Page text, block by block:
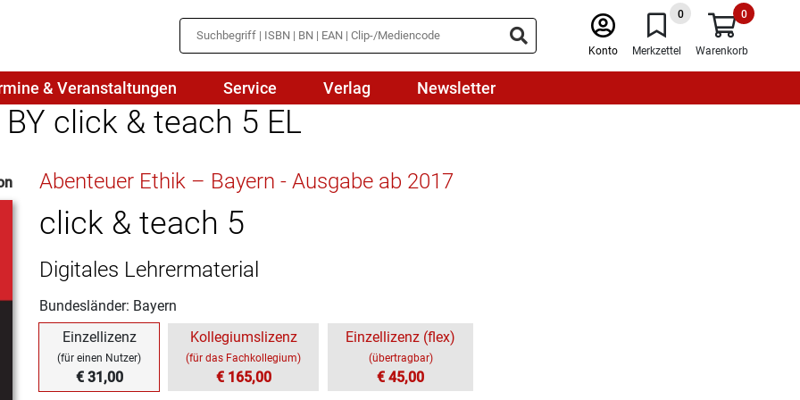
Konto
0
Merkzettel
0
Warenkorb
Medienbildung
Naturwissenschaften/NuT
Physik
Politik
Religion
Spanisch
& Veranstaltungen Service Verlag Newsletter
click & teach 5 EL
Abenteuer Ethik – Bayern - Ausgabe ab 2017
click & teach 5
Digitales Lehrermaterial
Bundesländer: Bayern
Einzellizenz
(für einen Nutzer)
€ 31,00
Kollegiumslizenz
(für das Fachkollegium)
€ 165,00
Einzellizenz (flex)
(übertragbar)
€ 45,00